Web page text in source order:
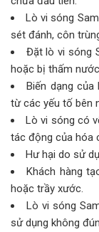
Lò vi sóng
sét đánh, côn
Đặt lò vi sóng
hoặc bị thấm
Biến dạng
từ các yếu tố bên
Lò vi sóng có
tác động của hóa
Hư hại do sử
Khách hàng
hoặc trầy xước.
Lò vi sóng
sử dụng không